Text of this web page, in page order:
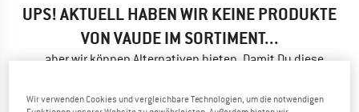
UPS! AKTUELL HABEN WIR KEINE PRODUKTE
VON VAUDE IM SORTIMENT...
...aber wir können Alternativen bieten. Damit Du diese
nutzen:
Wir verwenden Cookies und vergleichbare Technologien, um die notwendigen